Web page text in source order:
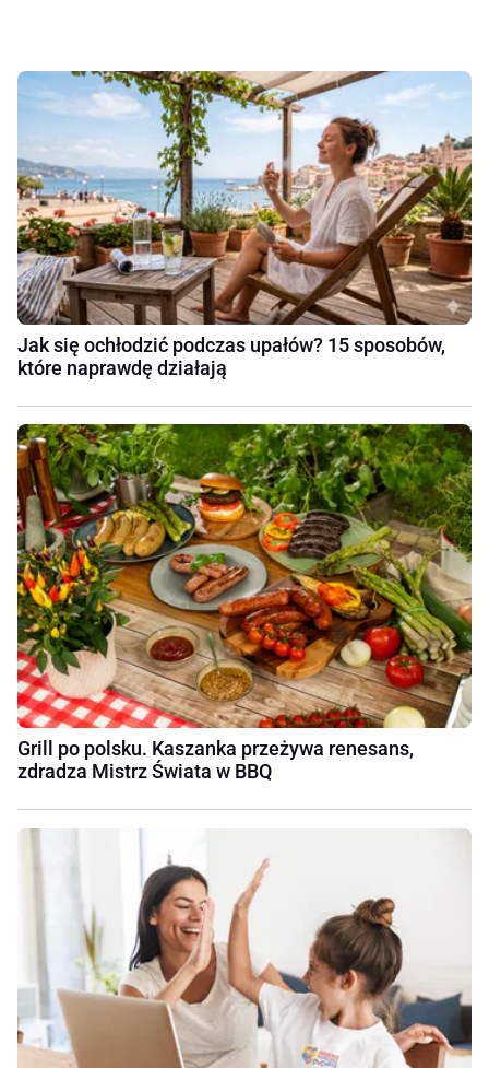
Jak się ochłodzić podczas upałów? 15 sposobów,
które naprawdę działają
Grill po polsku. Kaszanka przeżywa renesans,
zdradza Mistrz Świata w BBQ